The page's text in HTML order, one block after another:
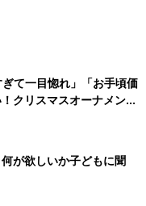
て一目惚れ」「お手頃価
クリスマスオーナメント
が欲しいか子どもに聞